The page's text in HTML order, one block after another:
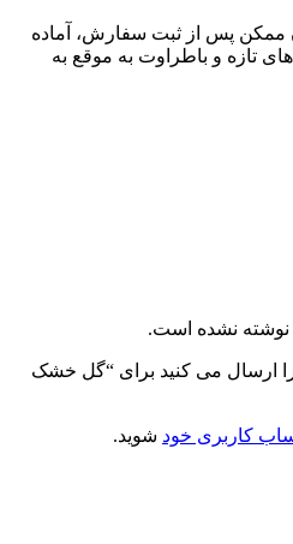
ممکن پس از ثبت سفارش، آماده
تازه و باطراوت به موقع به
نوشته نشده است.
را ارسال می کنید برای “گل خشک
کاربری خود شوید.